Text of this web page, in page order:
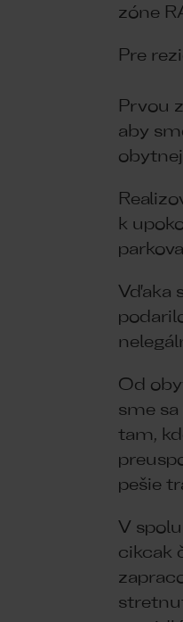
zóne
Pre
Prvou
aby
k
Vďaka
Od
sme
tam,
pešie
V
cikcak